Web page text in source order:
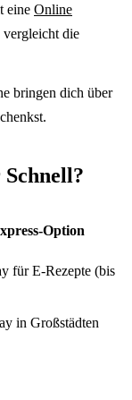
eine Online
vergleicht die
bringen dich über
Option
für E-Rezepte (bis
in Großstädten